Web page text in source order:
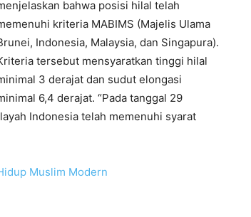
bahwa posisi hilal telah
kriteria MABIMS (Majelis Ulama
Indonesia, Malaysia, dan Singapura).
tersebut mensyaratkan tinggi hilal
3 derajat dan sudut elongasi
6,4 derajat. “Pada tanggal 29
Indonesia telah memenuhi syarat
Muslim Modern